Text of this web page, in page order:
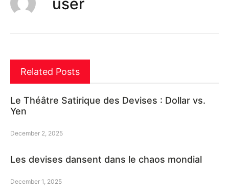
Related Posts
Le Théâtre Satirique des Devises : Dollar vs.
Yen
December 2, 2025
Les devises dansent dans le chaos mondial
December 1, 2025